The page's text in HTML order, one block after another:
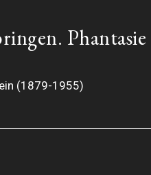
(1879-1955)